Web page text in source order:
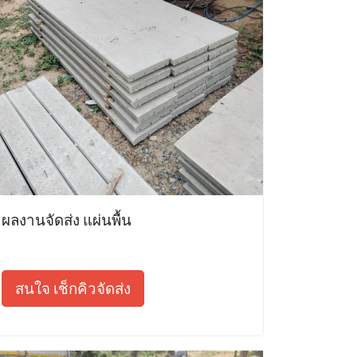
ผลงานจัดส่ง แผ่นพื้น
สนใจ เช็กคิวจัดส่ง